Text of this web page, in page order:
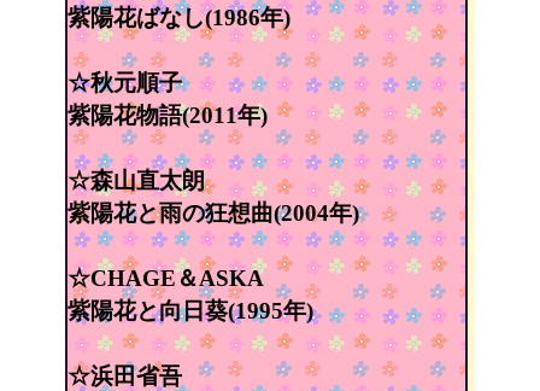
紫陽花ばなし(1986年)
☆秋元順子
紫陽花物語(2011年)
☆森山直太朗
紫陽花と雨の狂想曲(2004年)
☆CHAGE＆ASKA
紫陽花と向日葵(1995年)
☆浜田省吾